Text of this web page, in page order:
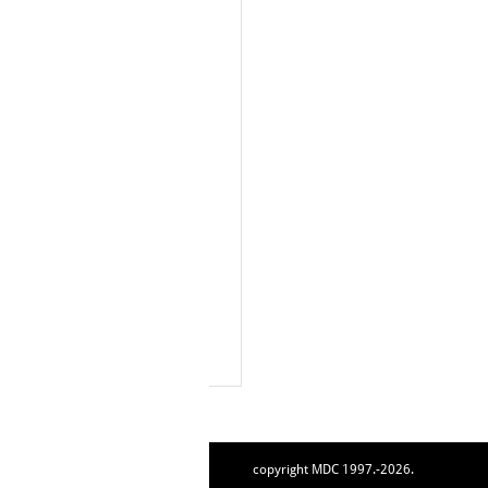
copyright MDC 1997.-2026.